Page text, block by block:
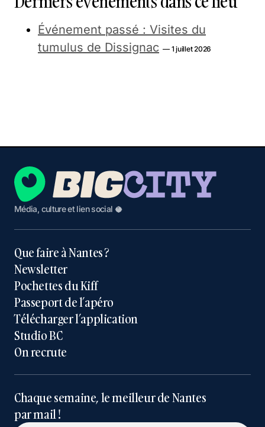
Événement passé : Visites du
tumulus de Dissignac — 1 juillet 2026
Média, culture et lien social 🥥
Que faire à Nantes ?
Newsletter
Pochettes du Kiff
Passeport de l’apéro
Télécharger l’application
Studio BC
On recrute
Chaque semaine, le meilleur de Nantes
par mail !